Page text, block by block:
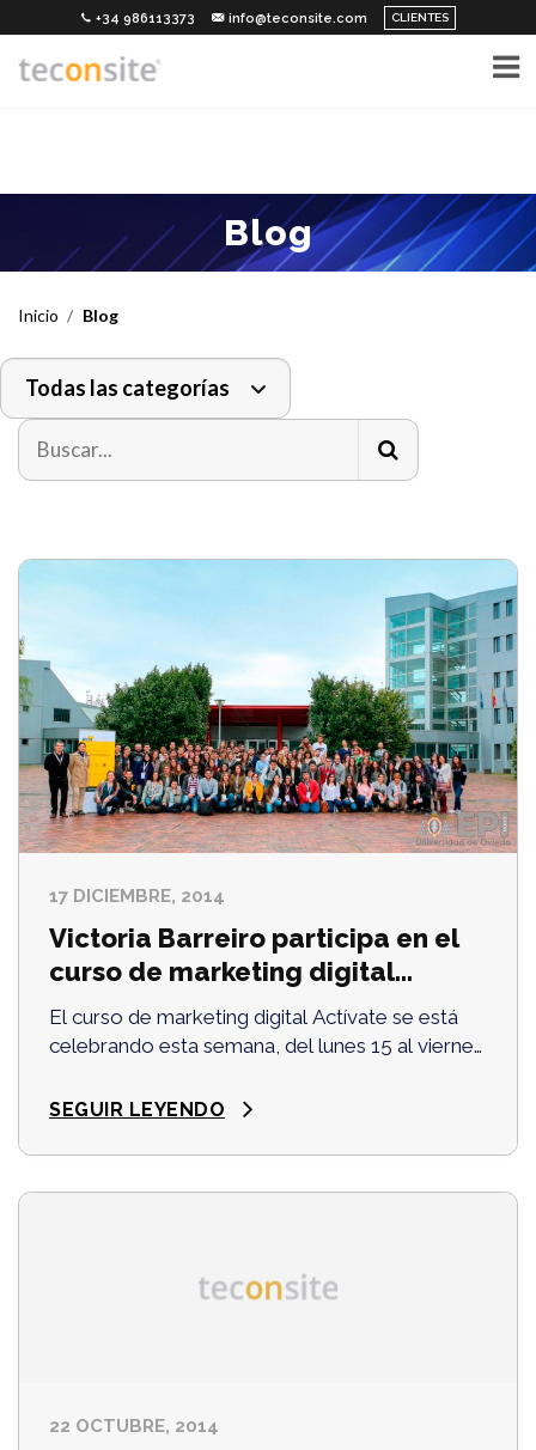
+34 986113373 info@teconsite.com CLIENTES
Blog
Inicio Blog
17 DICIEMBRE, 2014
Victoria Barreiro participa en el
curso de marketing digital
Actívate de Oviedo
El curso de marketing digital Actívate se está
celebrando esta semana, del lunes 15 al viernes
Para allá se ha ido nuestra …
SEGUIR LEYENDO
22 OCTUBRE, 2014